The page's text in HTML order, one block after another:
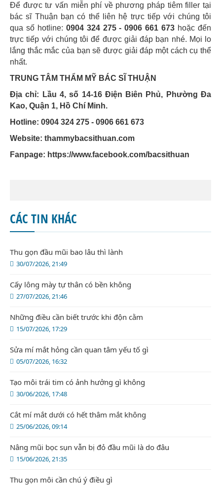
Để được tư vấn miễn phí về phương pháp tiêm filler tại
bác sĩ Thuận bạn có thể liên hệ trực tiếp với chúng tôi
qua số hotline: 0904 324 275 - 0906 661 673 hoặc đến
trực tiếp với chúng tôi để được giải đáp bạn nhé. Mọi lo
lắng thắc mắc của bạn sẽ được giải đáp một cách cụ thể
nhất.
TRUNG TÂM THẨM MỸ BÁC SĨ THUẬN
Địa chỉ: Lầu 4, số 14-16 Điện Biên Phủ, Phường Đa
Kao, Quận 1, Hồ Chí Minh.
Hotline: 0904 324 275 - 0906 661 673
Website: thammybacsithuan.com
Fanpage: https://www.facebook.com/bacsithuan
CÁC TIN KHÁC
30/07/2026, 21:49
Thu gọn đầu mũi bao lâu thì lành
27/07/2026, 21:46
Cấy lông mày tự thân có bền không
15/07/2026, 17:29
Những điều cần biết trước khi độn cằm
05/07/2026, 16:32
Sửa mí mắt hỏng cần quan tâm yếu tố gì
30/06/2026, 17:48
Tạo môi trái tim có ảnh hưởng gì không
25/06/2026, 09:14
Cắt mí mắt dưới có hết thâm mắt không
15/06/2026, 21:35
Nâng mũi bọc sụn vẫn bị đỏ đầu mũi là do đâu
Thu gọn môi cần chú ý điều gì